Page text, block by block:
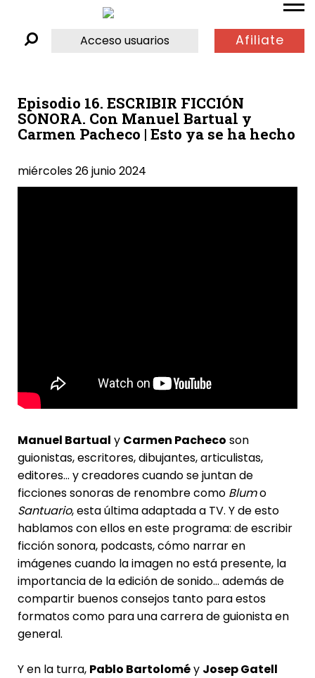
Acceso usuarios Afiliate
Episodio 16. ESCRIBIR FICCIÓN
SONORA. Con Manuel Bartual y
Carmen Pacheco | Esto ya se ha hecho
miércoles 26 junio 2024
Manuel Bartual y Carmen Pacheco son
guionistas, escritores, dibujantes, articulistas,
editores… y creadores cuando se juntan de
ficciones sonoras de renombre como Blumo
Santuario, esta última adaptada a TV. Y de esto
hablamos con ellos en este programa: de escribir
ficción sonora, podcasts, cómo narrar en
imágenes cuando la imagen no está presente, la
importancia de la edición de sonido… además de
compartir buenos consejos tanto para estos
formatos como para una carrera de guionista en
general.
Y en la turra, Pablo Bartoloméy Josep Gatell